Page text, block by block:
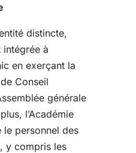
distincte,
à
en exerçant la
Conseil
générale
l’Académie
le personnel des
y compris les